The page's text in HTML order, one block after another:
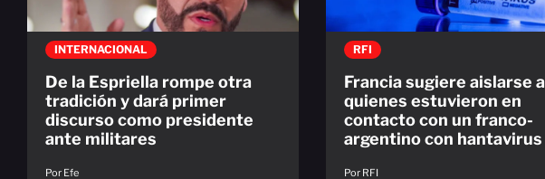
INTERNACIONAL
De la Espriella rompe otra
tradición y dará primer
discurso como presidente
ante militares
Por Efe
RFI
Francia sugiere aislarse a
quienes estuvieron en
contacto con un franco-
argentino con hantavirus
Por RFI